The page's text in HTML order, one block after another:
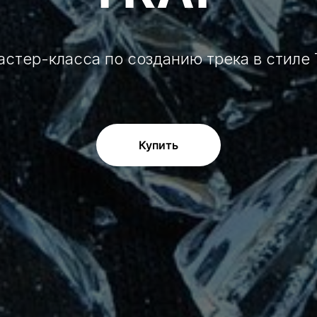
класса по созданию трека в стиле
Купить